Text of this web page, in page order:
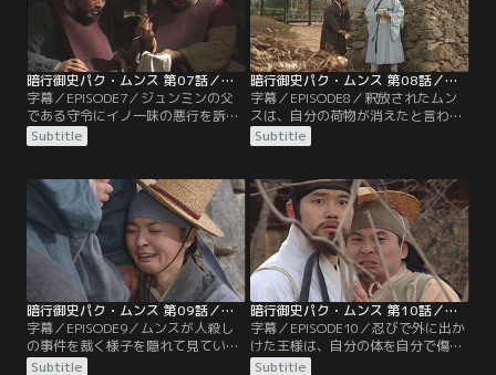
に世話になることになり…。
ミンは父の身を案じるが…。
暗行御史パク・ムンス 第07話／字幕
字幕／EPISODE7／ジュンミンの父
である守令にイノ一味の悪行を訴え
たムンスだが、逆にお縄になってし
まう。獄中ムンスは、懐にしまって
に麝香の香りがついた銀銭を取り出
すと、ある異変に気づき事件の真相
を探り始める。また、ファリョンは
ムンスの荷物を盗み出すのだが…。
Subtitle
暗行御史パク・ムンス 第08話／字幕
字幕／EPISODE8／釈放されたムン
スは、自分の荷物が消えたと言われ
驚きのあまり腰を抜かしてしまう。
数日後、ムンスのもとへファリョン
ムから手紙を受け取ったムンス。そ
んなムンスは馬を走らせある場所へ
向かい…。一方、父のもとへ着いた
ジュンミンが目にしたものは…。
Subtitle
暗行御史パク・ムンス 第09話／字幕
字幕／EPISODE9／ムンスが人殺し
の事件を裁く様子を隠れて見ていた
ファリョンは…。一方、ムンスにあ
Subtitle
暗行御史パク・ムンス 第10話／字幕
字幕／EPISODE10／忍びで外に出か
けた王様は、自分の体を自分で傷つ
ける子供に遭遇し現実を知り…。ま
Subtitle